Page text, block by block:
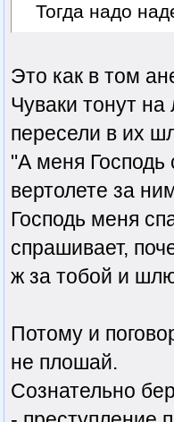
Тогда надо
Это как в том
Чуваки тонут
пересели в их
"А меня Господь
вертолете за
Господь меня
спрашивает,
ж за тобой и
Потому и
не плошай.
Сознательно